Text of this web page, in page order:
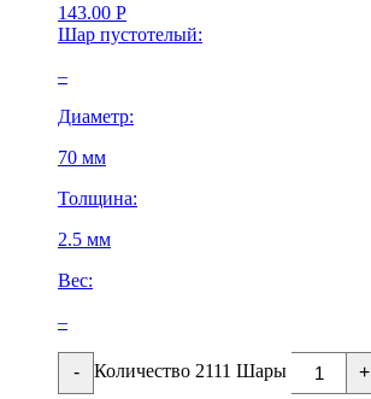
143.00 Р
Шар пустотелый:
–
Диаметр:
70 мм
Толщина:
2.5 мм
Вес:
–
- Количество 2111 Шары +